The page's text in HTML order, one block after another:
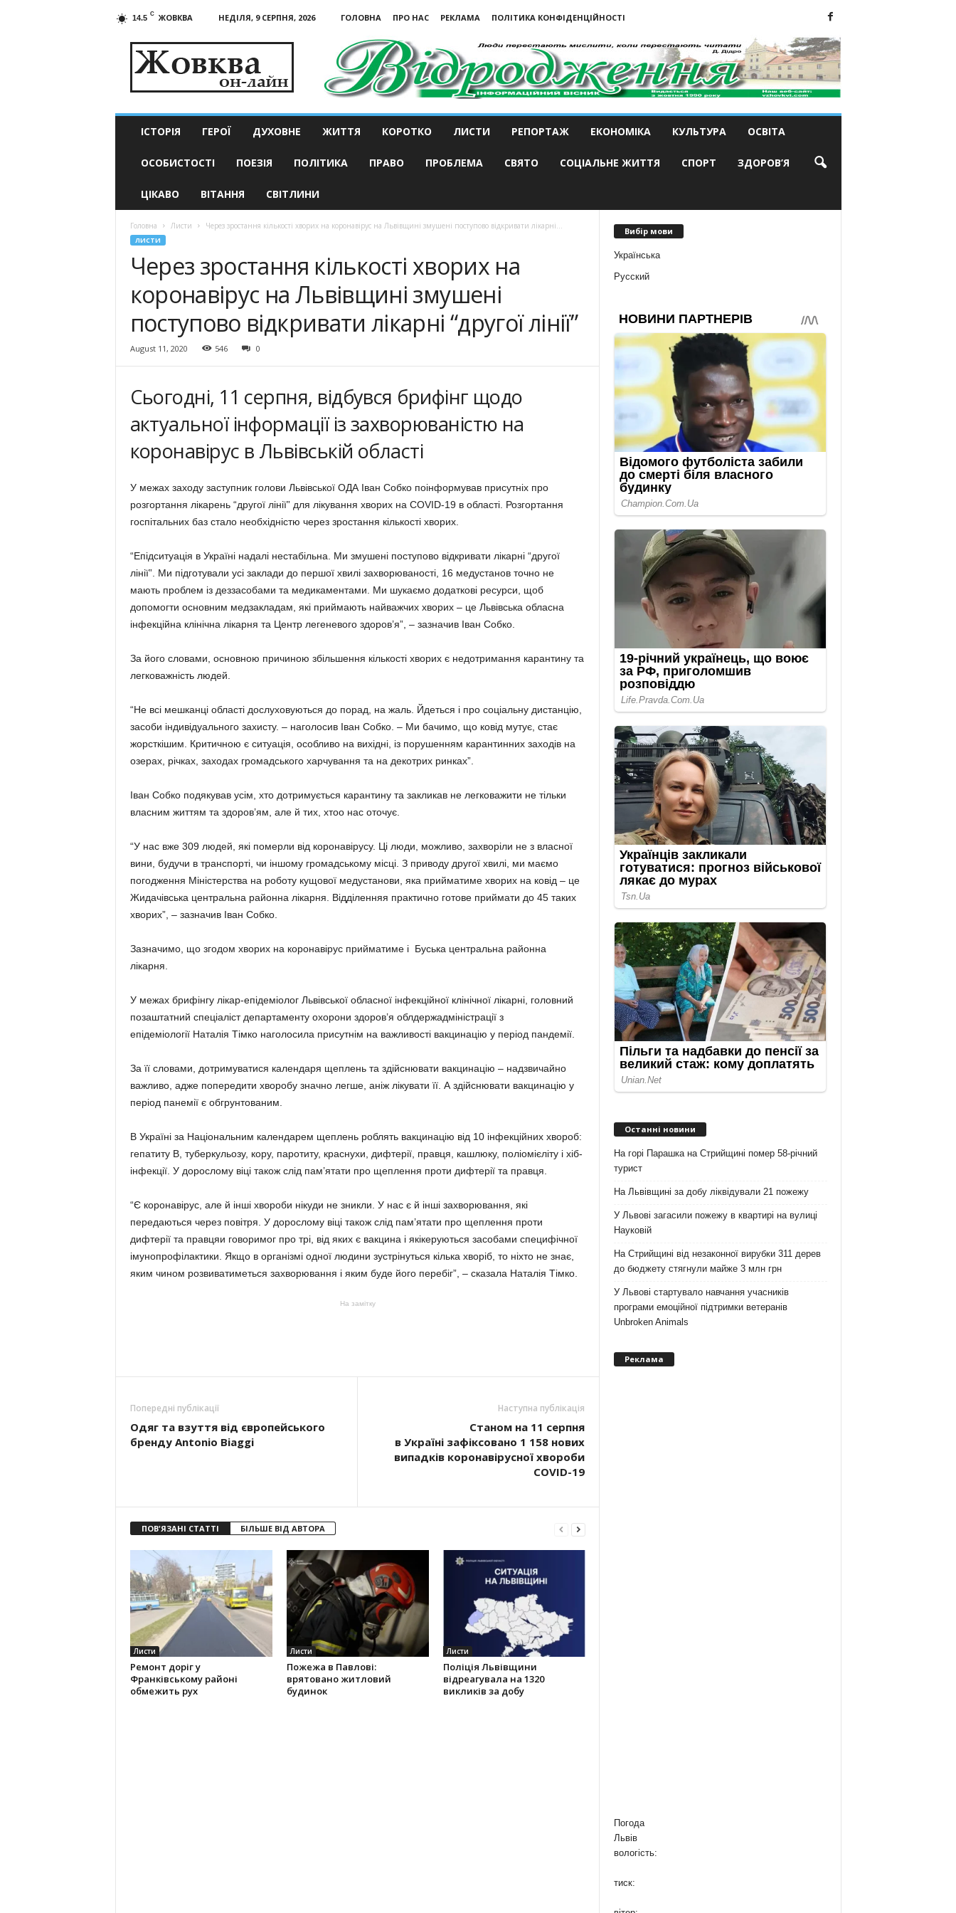
14.5 C ЖОВКВА НЕДІЛЯ, 9 СЕРПНЯ, 2026 ГОЛОВНА ПРО НАС РЕКЛАМА
ПОЛІТИКА КОНФІДЕНЦІЙНОСТІ
актуальні
ІСТОРІЯ ГЕРОЇ ДУХОВНЕ ЖИТТЯ КОРОТКО ЛИСТИ РЕПОРТАЖ ЕКОНОМІКА КУЛЬТУРА ОСВІТА
ОСОБИСТОСТІ ПОЕЗІЯ ПОЛІТИКА ПРАВО ПРОБЛЕМА СВЯТО СОЦІАЛЬНЕ ЖИТТЯ СПОРТ ЗДОРОВ’Я
ЦІКАВО ВІТАННЯ СВІТЛИНИ
Головна Листи Через зростання кількості хворих на коронавірус на Львівщині змушені поступово відкривати лікарні...
ЛИСТИ
Через зростання кількості хворих на
коронавірус на Львівщині змушені
поступово відкривати лікарні “другої лінії”
August 11, 2020 546 0
Сьогодні, 11 серпня, відбувся брифінг щодо
актуальної інформації із захворюваністю на
коронавірус в Львівській області
У межах заходу заступник голови Львівської ОДА Іван Собко поінформував присутніх про
розгортання лікарень “другої лінії” для лікування хворих на COVID-19 в області. Розгортання
госпітальних баз стало необхідністю через зростання кількості хворих.
“Епідситуація в Україні надалі нестабільна. Ми змушені поступово відкривати лікарні “другої
лінії”. Ми підготували усі заклади до першої хвилі захворюваності, 16 медустанов точно не
мають проблем із деззасобами та медикаментами. Ми шукаємо додаткові ресурси, щоб
допомогти основним медзакладам, які приймають найважчих хворих – це Львівська обласна
інфекційна клінічна лікарня та Центр легеневого здоров’я”, – зазначив Іван Собко.
За його словами, основною причиною збільшення кількості хворих є недотримання карантину та
легковажність людей.
“Не всі мешканці області дослуховуються до порад, на жаль. Йдеться і про соціальну дистанцію,
засоби індивідуального захисту. – наголосив Іван Собко. – Ми бачимо, що ковід мутує, стає
жорсткішим. Критичною є ситуація, особливо на вихідні, із порушенням карантинних заходів на
озерах, річках, заходах громадського харчування та на декотрих ринках”.
Іван Собко подякував усім, хто дотримується карантину та закликав не легковажити не тільки
власним життям та здоров’ям, але й тих, хтоо нас оточує.
“У нас вже 309 людей, які померли від коронавірусу. Ці люди, можливо, захворіли не з власної
вини, будучи в транспорті, чи іншому громадському місці. З приводу другої хвилі, ми маємо
погодження Міністерства на роботу кущової медустанови, яка прийматиме хворих на ковід – це
Жидачівська центральна районна лікарня. Відділенняя практично готове приймати до 45 таких
хворих”, – зазначив Іван Собко.
Зазначимо, що згодом хворих на коронавірус прийматиме і Буська центральна районна
лікарня.
У межах брифінгу лікар-епідеміолог Львівської обласної інфекційної клінічної лікарні, головний
позаштатний спеціаліст департаменту охорони здоров’я облдержадміністрації з
епідеміології Наталія Тімко наголосила присутнім на важливості вакцинацію у період пандемії.
За її словами, дотримуватися календаря щеплень та здійснювати вакцинацію – надзвичайно
важливо, адже попередити хворобу значно легше, аніж лікувати її. А здійснювати вакцинацію у
період панемії є обгрунтованим.
В Україні за Національним календарем щеплень роблять вакцинацію від 10 інфекційних хвороб:
гепатиту В, туберкульозу, кору, паротиту, краснухи, дифтерії, правця, кашлюку, поліомієліту і хіб-
інфекції. У дорослому віці також слід пам’ятати про щеплення проти дифтерії та правця.
“Є коронавірус, але й інші хвороби нікуди не зникли. У нас є й інші захворювання, які
передаються через повітря. У дорослому віці також слід пам’ятати про щеплення проти
дифтерії та правцяи говоримог про трі, від яких є вакцина і якікеруються засобами специфічної
імунопрофілактики. Якщо в організмі одної людини зустрінуться кілька хворіб, то ніхто не знає,
яким чином розвиватиметься захворювання і яким буде його перебіг”, – сказала Наталія Тімко.
На замітку
Попередні публікації
Одяг та взуття від європейського
бренду Antonio Biaggi
Наступна публікація
Станом на 11 серпня
в Україні зафіксовано 1 158 нових
випадків коронавірусної хвороби
COVID-19
ПОВ'ЯЗАНІ СТАТТІ БІЛЬШЕ ВІД АВТОРА
Листи
Ремонт доріг у
Франківському районі
обмежить рух
Листи
Пожежа в Павлові:
врятовано житловий
будинок
Листи
Поліція Львівщини
відреагувала на 1320
викликів за добу
Вибір мови
Українська
Русский
Останні новини
На горі Парашка на Стрийщині помер 58-річний
турист
На Львівщині за добу ліквідували 21 пожежу
У Львові загасили пожежу в квартирі на вулиці
Науковій
На Стрийщині від незаконної вирубки 311 дерев
до бюджету стягнули майже 3 млн грн
У Львові стартувало навчання учасників
програми емоційної підтримки ветеранів
Unbroken Animals
Реклама
Погода
Львів
вологість:
тиск: